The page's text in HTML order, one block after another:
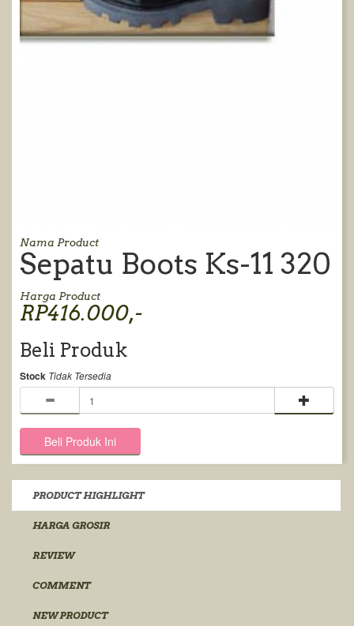
Nama Product
Sepatu Boots Ks-11 320
Harga Product
RP416.000,-
Beli Produk
Stock Tidak Tersedia
PRODUCT HIGHLIGHT
HARGA GROSIR
REVIEW
COMMENT
NEW PRODUCT